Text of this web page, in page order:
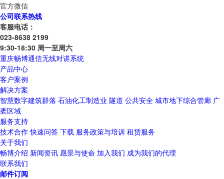
官方微信
公司联系热线
客服电话：
023-8638 2199
9:30-18:30 周一至周六
重庆畅博通信无线对讲系统
产品中心
客户案例
解决方案
智慧数字建筑群落 石油化工制造业 隧道 公共安全 城市地下综合管廊 广
袤区域
服务支持
技术合作 快速问答 下载 服务政策与培训 租赁服务
关于我们
畅博介绍 新闻资讯 愿景与使命 加入我们 成为我们的代理
联系我们
邮件订阅